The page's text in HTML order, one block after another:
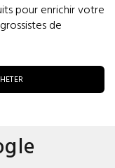
pour enrichir votre
de